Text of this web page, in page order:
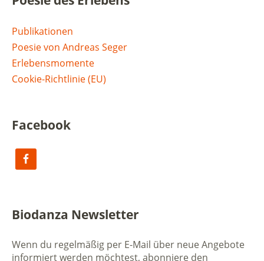
Publikationen
Poesie von Andreas Seger
Erlebensmomente
Cookie-Richtlinie (EU)
Facebook
Biodanza Newsletter
Wenn du regelmäßig per E-Mail über neue Angebote
informiert werden möchtest, abonniere den